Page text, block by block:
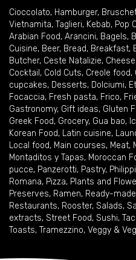
Cioccolato, Hamburger,
Vietnamita, Taglieri, Kebab, Pop
Arabian Food, Arancini, Bagels,
Cuisine, Beer, Bread, Breakfast,
Butcher, Ceste Natalizie, Cheese
Cocktail , Cold Cuts, Creole food,
cupcakes, Desserts, Dolciumi,
Focaccia, Fresh pasta, Frico,
Gastronomy, Gift ideas, Gluten
Greek Food, Grocery, Gua bao,
Korean Food, Latin cuisine,
Local food, Main courses, Meat,
Montaditos y Tapas, Moroccan
pucce, Panzerotti, Pastry,
Romana, Pizza, Plants and
Preserves, Ramen, Ready-
Restaurants, Rooster, Salads,
extracts, Street Food, Sushi,
Toasts, Tramezzino, Veggy &